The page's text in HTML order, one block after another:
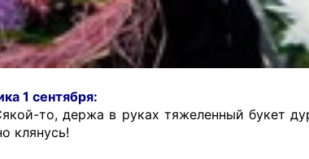
1 сентября:
то, держа в руках тяжеленный букет
клянусь!